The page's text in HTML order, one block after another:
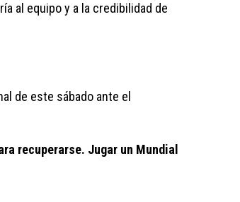
al equipo y a la credibilidad de
de este sábado ante el
recuperarse. Jugar un Mundial